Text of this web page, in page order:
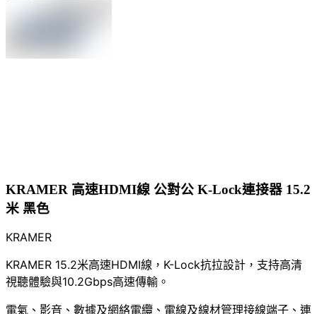
KRAMER 高速HDMI線 公對公 K-Lock連接器 15.2
米 黑色
KRAMER
KRAMER 15.2米高速HDMI線，K-Lock抗拉設計，支持高清
視聽體驗與10.2Gbps高速傳輸。
電氣、影音、數據及網絡電纜、電線及線材管理接線端子、連